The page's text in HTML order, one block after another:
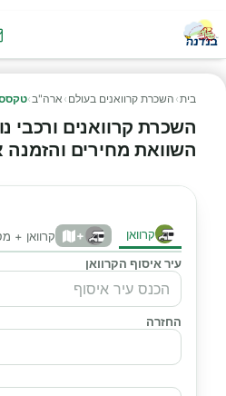
בית› השכרת קרוואנים בעולם › ארה"ב›
השכרת קרוואנים ורכבי
השוואת מחירים והזמנה
קרוואן + קרוואן +
עיר איסוף הקרוואן
החזרה